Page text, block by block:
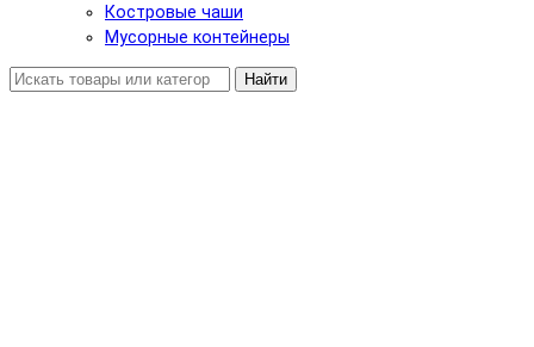
Костровые чаши
Мусорные контейнеры
Найти